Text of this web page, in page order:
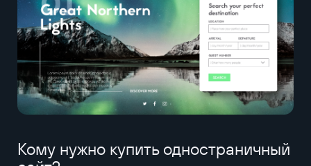
Кому нужно купить одностраничный